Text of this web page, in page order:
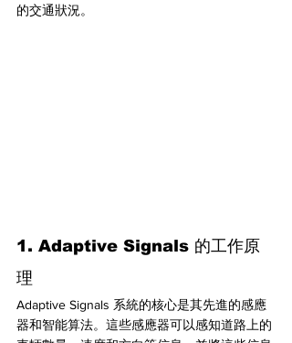
的交通狀況。
1. Adaptive Signals 的工作原
理
Adaptive Signals 系統的核心是其先進的感應
器和智能算法。這些感應器可以感知道路上的